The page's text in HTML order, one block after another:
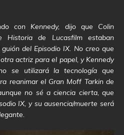
con Kennedy, dijo que Colin
de Lucasfilm estaban
del Episodio IX. No creo que
actriz para el papel, y Kennedy
se utilizará la tecnología que
reanimar el Gran Moff Tarkin de
no sé a ciencia cierta, que
IX, y su ausencia/muerte será